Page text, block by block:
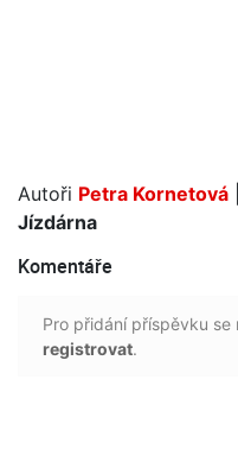
Autoři Petra Kornetová
Jízdárna
Komentáře
Pro přidání příspěvku se
registrovat.